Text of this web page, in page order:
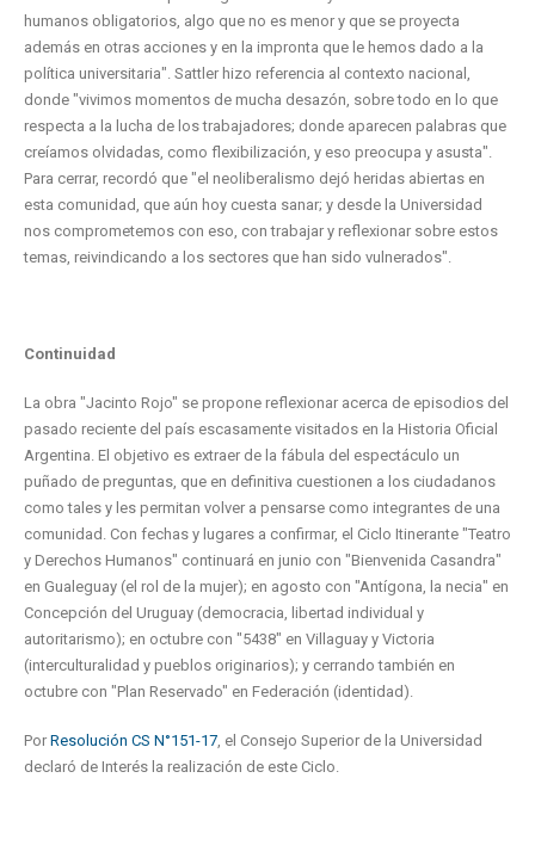
humanos obligatorios, algo que no es menor y que se proyecta
además en otras acciones y en la impronta que le hemos dado a la
política universitaria". Sattler hizo referencia al contexto nacional,
donde "vivimos momentos de mucha desazón, sobre todo en lo que
respecta a la lucha de los trabajadores; donde aparecen palabras que
creíamos olvidadas, como flexibilización, y eso preocupa y asusta".
Para cerrar, recordó que "el neoliberalismo dejó heridas abiertas en
esta comunidad, que aún hoy cuesta sanar; y desde la Universidad
nos comprometemos con eso, con trabajar y reflexionar sobre estos
temas, reivindicando a los sectores que han sido vulnerados".
Continuidad
La obra "Jacinto Rojo" se propone reflexionar acerca de episodios del
pasado reciente del país escasamente visitados en la Historia Oficial
Argentina. El objetivo es extraer de la fábula del espectáculo un
puñado de preguntas, que en definitiva cuestionen a los ciudadanos
como tales y les permitan volver a pensarse como integrantes de una
comunidad. Con fechas y lugares a confirmar, el Ciclo Itinerante "Teatro
y Derechos Humanos" continuará en junio con "Bienvenida Casandra"
en Gualeguay (el rol de la mujer); en agosto con "Antígona, la necia" en
Concepción del Uruguay (democracia, libertad individual y
autoritarismo); en octubre con "5438" en Villaguay y Victoria
(interculturalidad y pueblos originarios); y cerrando también en
octubre con "Plan Reservado" en Federación (identidad).
Por Resolución CS N°151-17 , el Consejo Superior de la Universidad
declaró de Interés la realización de este Ciclo.